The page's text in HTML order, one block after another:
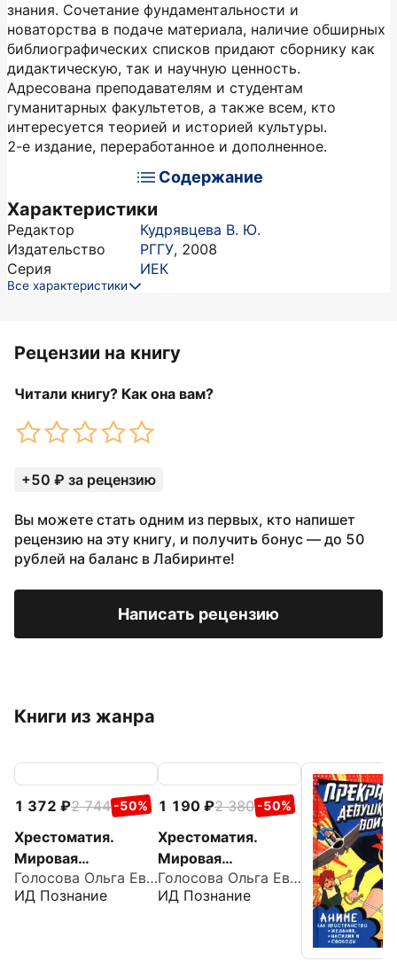
знания. Сочетание фундаментальности и
новаторства в подаче материала, наличие обширных
библиографических списков придают сборнику как
дидактическую, так и научную ценность.
Адресована преподавателям и студентам
гуманитарных факультетов, а также всем, кто
интересуется теорией и историей культуры.
2-е издание, переработанное и дополненное.
Содержание
Характеристики
Редактор
Кудрявцева В. Ю.
Издательство
РГГУ, 2008
Серия
ИЕК
Все характеристики
Рецензии на книгу
Читали книгу? Как она вам?
+50 ₽ за рецензию
Вы можете стать одним из первых, кто напишет
рецензию на эту книгу, и получить бонус — до 50
рублей на баланс в Лабиринте!
Написать рецензию
Книги из жанра
1 372 2 744 -50%
Хрестоматия.
Мировая
художественная
культура. Древний
Голосова Ольга Евгеньевна
ИД Познание
1 190 2 380 -50%
Хрестоматия.
Мировая
художественная
культура. Античный
Голосова Ольга Евгеньевна
ИД Познание